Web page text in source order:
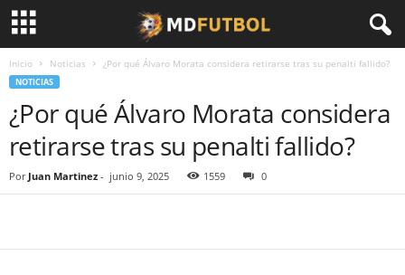
Inicio Noticias ¿Por qué Álvaro Morata considera retirarse tras su penalti fallido?
NOTICIAS
¿Por qué Álvaro Morata considera
retirarse tras su penalti fallido?
Por Juan Martinez - junio 9, 2025 1559 0